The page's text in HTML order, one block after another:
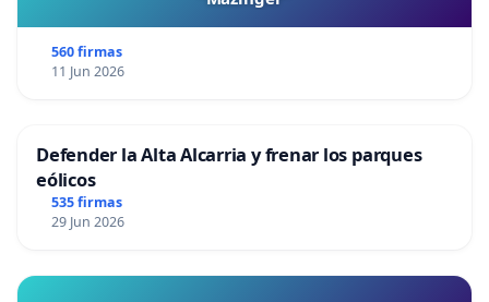
560 firmas
11 Jun 2026
Defender la Alta Alcarria y frenar los parques
eólicos
535 firmas
29 Jun 2026